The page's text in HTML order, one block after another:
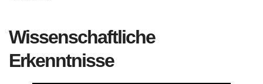
Wissenschaftliche
Erkenntnisse